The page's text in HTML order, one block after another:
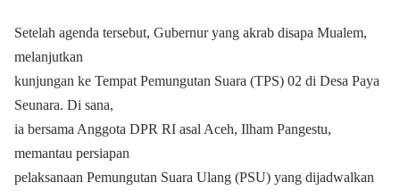
Setelah agenda tersebut, Gubernur yang akrab disapa Mualem,
melanjutkan
kunjungan ke Tempat Pemungutan Suara (TPS) 02 di Desa Paya
Seunara. Di sana,
ia bersama Anggota DPR RI asal Aceh, Ilham Pangestu,
memantau persiapan
pelaksanaan Pemungutan Suara Ulang (PSU) yang dijadwalkan